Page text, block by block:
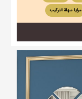
مرایا سهلة التركيب